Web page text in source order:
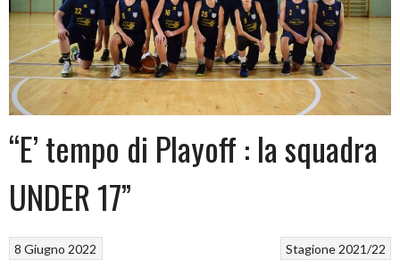
“E’ tempo di Playoff : la squadra
UNDER 17”
Stagione 2021/22
8 Giugno 2022